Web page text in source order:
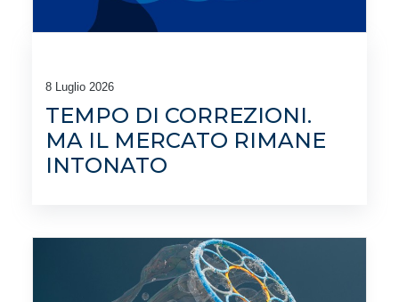
8 Luglio 2026
TEMPO DI CORREZIONI.
MA IL MERCATO RIMANE
INTONATO